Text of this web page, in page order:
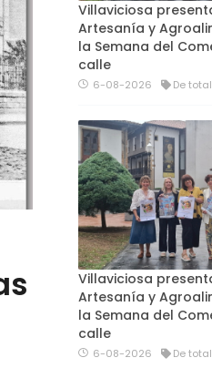
Villaviciosa
Artesanía y
la Semana del
calle
6-08-2026 De
Villaviciosa
Artesanía y
la Semana del
calle
6-08-2026 De